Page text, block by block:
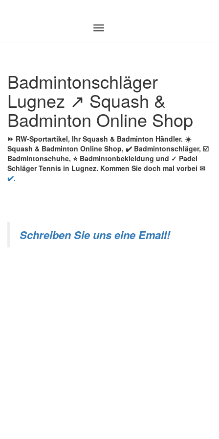
Badmintonschläger
Lugnez ↗️ Squash &
Badminton Online Shop
⏩ RW-Sportartikel, Ihr Squash & Badminton Händler. ☀️
Squash & Badminton Online Shop, ✔️ Badmintonschläger, ☑️
Badmintonschuhe, ⭐ Badmintonbekleidung und ✓ Padel
Schläger Tennis in Lugnez. Kommen Sie doch mal vorbei ✉
✔️.
Schreiben Sie uns eine Email!